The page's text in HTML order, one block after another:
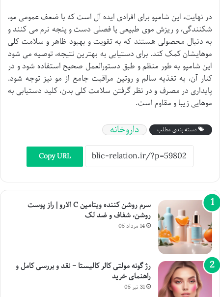
در نهایت، این شامپو برای افرادی ایده آل است که با ضعف عمومی مو،
شکنندگی، و ریزش موی طبیعی یا فصلی دست و پنجه نرم می کنند و
به دنبال محصولی هستند که به تقویت و بهبود ظاهر و سلامت کلی
موهایشان کمک کند. برای دستیابی به بهترین نتیجه، توصیه می شود
این شامپو به طور منظم و طبق دستورالعمل صحیح استفاده شود و در
کنار آن، به تغذیه سالم و روتین مراقبت جامع از مو نیز توجه شود.
پایداری در مصرف و در نظر گرفتن سلامت کلی بدن، کلید دستیابی به
موهایی زیبا و مقاوم است.
دسته بندی مطلب داروخانه
Copy URL
سرم روشن کننده ویتامین C الارو | راز پوست
روشن، شفاف و ضد لک
14 مرداد 05
رژ گونه مولتی کالر کالیستا – نقد و بررسی کامل و
راهنمای خرید
31 تیر 05